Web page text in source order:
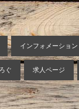
インフォメーション
ぐ 求人ページ